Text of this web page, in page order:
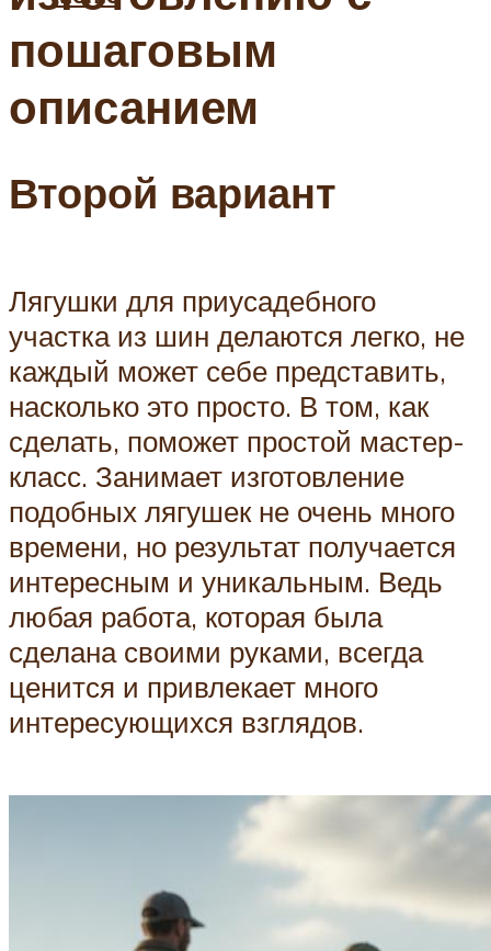
пошаговым
описанием
Второй вариант
Лягушки для приусадебного
участка из шин делаются легко, не
каждый может себе представить,
насколько это просто. В том, как
сделать, поможет простой мастер-
класс. Занимает изготовление
подобных лягушек не очень много
времени, но результат получается
интересным и уникальным. Ведь
любая работа, которая была
сделана своими руками, всегда
ценится и привлекает много
интересующихся взглядов.